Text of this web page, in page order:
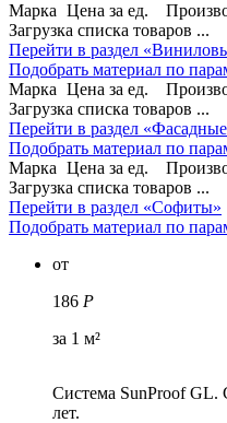
Марка Цена за ед.
Загрузка списка товаров ...
Перейти в раздел
Подобрать материал по
Марка Цена за ед.
Загрузка списка товаров ...
Перейти в раздел
Подобрать материал по
Марка Цена за ед.
Загрузка списка товаров ...
Перейти в раздел «Софиты»
Подобрать материал по
от
186 Р
за 1 м²
Система SunProof GL.
лет.